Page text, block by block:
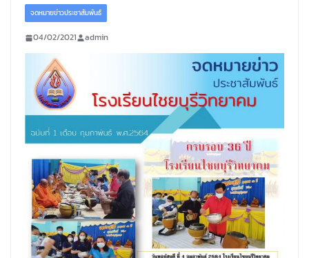
จดหมายข่าวประชาสัมพันธ์
04/02/2021 admin